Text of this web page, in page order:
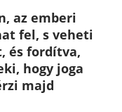
az emberi
fel, s veheti
és fordítva,
hogy joga
majd